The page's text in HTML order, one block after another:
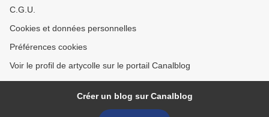
C.G.U.
Cookies et données personnelles
Préférences cookies
Voir le profil de artycolle sur le portail Canalblog
Créer un blog sur Canalblog